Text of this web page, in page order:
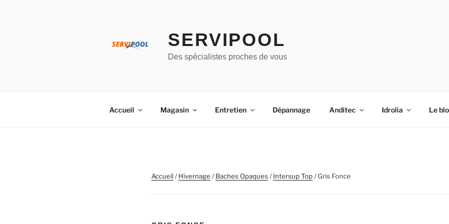
SERVIPOOL
Des spécialistes proches de vous
Accueil Magasin Entretien Dépannage Anditec Idrolia Le
Accueil/Hivernage /Baches Opaques /Intersup Top/ Gris Fonce